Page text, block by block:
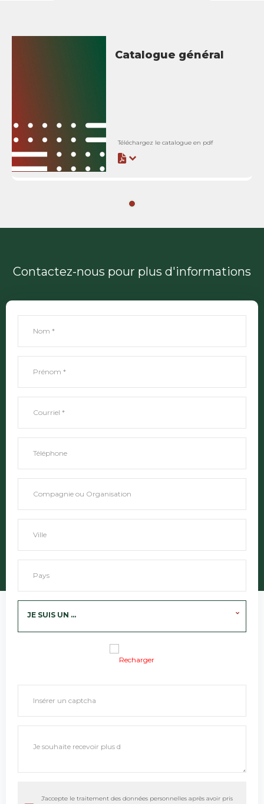
Catalogue général
Téléchargez le catalogue en pdf
Contactez-nous pour plus d'informations
JE SUIS UN ...
Recharger
J'accepte le traitement des données personnelles après avoir pris